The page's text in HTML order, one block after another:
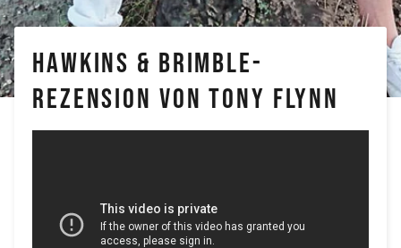
HAWKINS & BRIMBLE-
REZENSION VON TONY FLYNN